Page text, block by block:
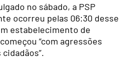
no sábado, a PSP
ocorreu pelas 06:30 desse
estabelecimento de
“com agressões